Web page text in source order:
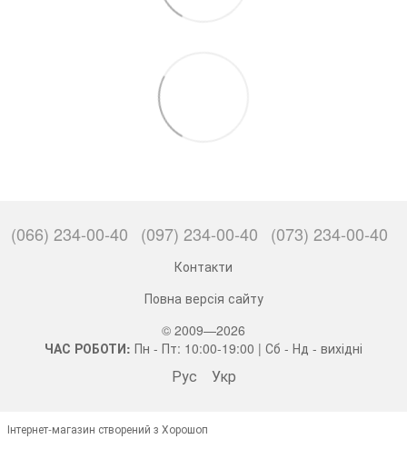
(066) 234-00-40 (097) 234-00-40 (073) 234-00-40
Контакти
Повна версія сайту
© 2009—2026
ЧАС РОБОТИ: Пн - Пт: 10:00-19:00 | Сб - Нд - вихідні
Рус Укр
Інтернет-магазин створений з Хорошоп